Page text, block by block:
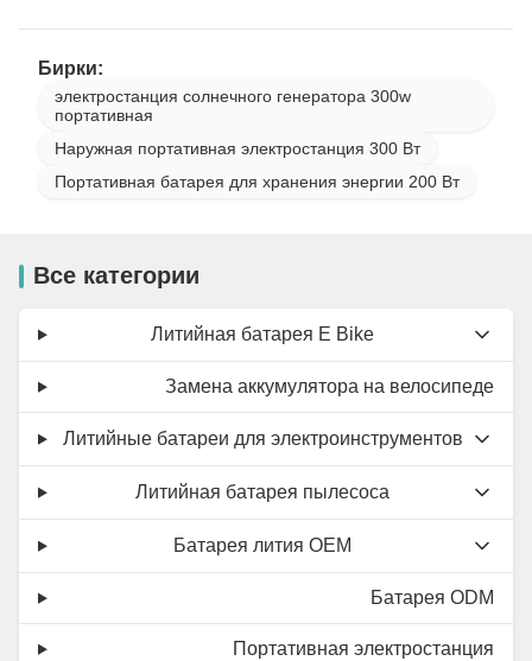
Бирки:
электростанция солнечного генератора 300w
портативная
Наружная портативная электростанция 300 Вт
Портативная батарея для хранения энергии 200 Вт
Все категории
Литийная батарея E Bike
Замена аккумулятора на велосипеде
Литийные батареи для электроинструментов
Литийная батарея пылесоса
Батарея лития OEM
Батарея ODM
Портативная электростанция